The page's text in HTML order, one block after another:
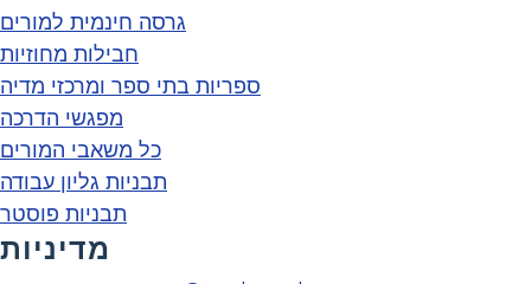
גרסה חינמית למורים
חבילות מחוזיות
ספריות בתי ספר ומרכזי מדיה
מפגשי הדרכה
כל משאבי המורים
תבניות גליון עבודה
תבניות פוסטר
מדיניות